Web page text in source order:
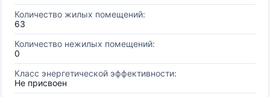
Количество жилых помещений:
63
Количество нежилых помещений:
0
Класс энергетической эффективности:
Не присвоен